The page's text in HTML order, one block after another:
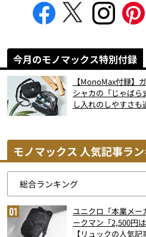
今月のモノマックス特別付録
【MonoMax付録】
シャカの「じゃばら
し入れのしやすさも
モノマックス 人気記事ラ
ユニクロ「本業メー
ークマン「2,500円
【リュックの人気